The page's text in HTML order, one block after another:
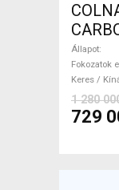
Állapot
Fokozatok
Keres /
1 280
729